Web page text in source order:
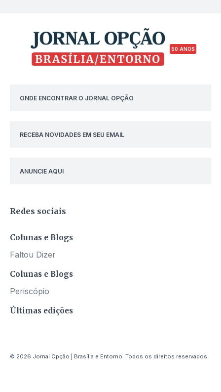
50 ANOS
ONDE ENCONTRAR O JORNAL OPÇÃO
RECEBA NOVIDADES EM SEU EMAIL
ANUNCIE AQUI
Redes sociais
Colunas e Blogs
Faltou Dizer
Colunas e Blogs
Periscópio
Últimas edições
© 2026 Jornal Opção | Brasília e Entorno. Todos os direitos reservados.